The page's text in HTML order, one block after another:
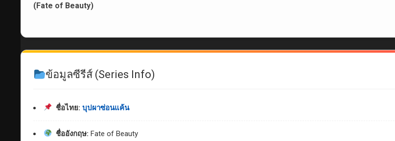
(Fate of Beauty)
ข้อมูลซีรีส์ (Series Info)
ชื่อไทย: บุปผาซ่อนแค้น
ชื่ออังกฤษ: Fate of Beauty